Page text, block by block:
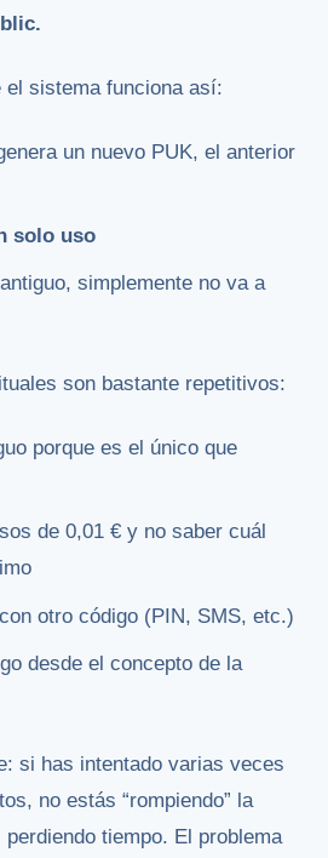
el sistema funciona así:
un nuevo PUK, el anterior
solo uso
simplemente no va a
son bastante repetitivos:
porque es el único que
de 0,01 € y no saber cuál
otro código (PIN, SMS, etc.)
desde el concepto de la
si has intentado varias veces
no estás “rompiendo” la
tiempo. El problema